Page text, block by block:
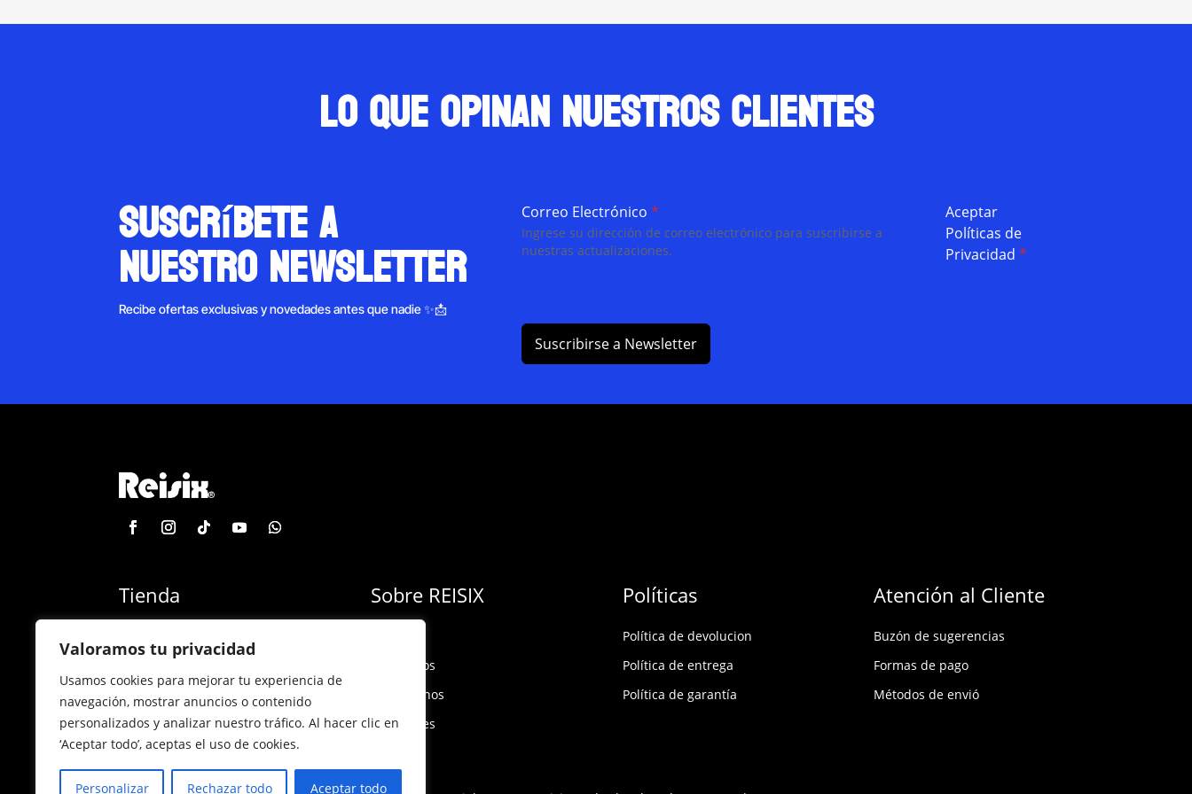
Valoramos tu privacidad
Usamos cookies para mejorar tu experiencia de
navegación, mostrar anuncios o contenido
personalizados y analizar nuestro tráfico. Al hacer clic en
‘Aceptar todo’, aceptas el uso de cookies.
Personalizar Rechazar todo Aceptar todo
Lo que opinan nuestros clientes
suscríbete a
nuestro newsletter
Recibe ofertas exclusivas y novedades antes que nadie ✨📩
Correo Electrónico*
Ingrese su dirección de correo electrónico para suscribirse a
nuestras actualizaciones.
Aceptar
Políticas de
Privacidad*
Suscribirse a Newsletter
Tienda
¡Las mejores ofertas!
Back to school
Sobre REISIX
Conócenos
Contáctanos
Sucursales
Políticas
Política de devolucion
Política de entrega
Política de garantía
Atención al Cliente
Buzón de sugerencias
Formas de pago
Métodos de envió